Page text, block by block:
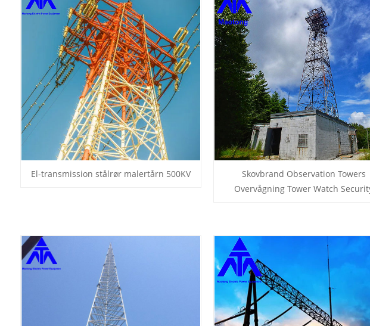
El-transmission stålrør malertårn 500KV
Skovbrand Observation Towers
Overvågning Tower Watch